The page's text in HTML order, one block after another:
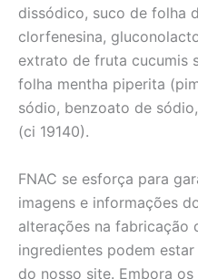
dissódico, suco de folha
clorfenesina,
extrato de fruta cucumis
folha mentha piperita
sódio, benzoato de
(ci 19140).
FNAC se esforça para
imagens e informações
alterações na fabricação
ingredientes podem
do nosso site. Embora os